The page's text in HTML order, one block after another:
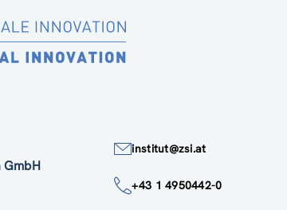
institut@zsi.at
+43 1 4950442-0